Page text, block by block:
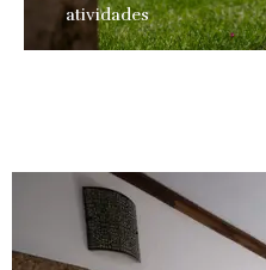
atividades